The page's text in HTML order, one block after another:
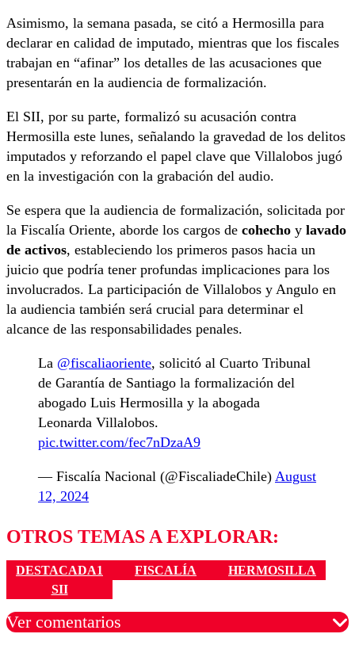
Asimismo, la semana pasada, se citó a Hermosilla para
declarar en calidad de imputado, mientras que los fiscales
trabajan en “afinar” los detalles de las acusaciones que
presentarán en la audiencia de formalización.
El SII, por su parte, formalizó su acusación contra
Hermosilla este lunes, señalando la gravedad de los delitos
imputados y reforzando el papel clave que Villalobos jugó
en la investigación con la grabación del audio.
Se espera que la audiencia de formalización, solicitada por
la Fiscalía Oriente, aborde los cargos de cohecho y lavado
de activos, estableciendo los primeros pasos hacia un
juicio que podría tener profundas implicaciones para los
involucrados. La participación de Villalobos y Angulo en
la audiencia también será crucial para determinar el
alcance de las responsabilidades penales.
La @fiscaliaoriente, solicitó al Cuarto Tribunal
de Garantía de Santiago la formalización del
abogado Luis Hermosilla y la abogada
Leonarda Villalobos.
pic.twitter.com/fec7nDzaA9
— Fiscalía Nacional (@FiscaliadeChile) August
12, 2024
OTROS TEMAS A EXPLORAR:
DESTACADA1 FISCALÍA
HERMOSILLA
SII
Ver comentarios